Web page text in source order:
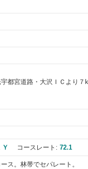
都宮道路・大沢ＩＣより７
Ｙ コースレート: 72.1
ス。林帯でセパレート。